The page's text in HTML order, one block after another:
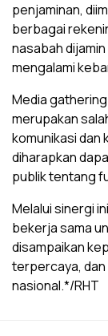
penjaminan,
berbagai
nasabah
mengalami
Media
merupakan
komunikasi dan
diharapkan
publik tentang
Melalui sinergi
bekerja sama
disampaikan
terpercaya,
nasional.*/RHT